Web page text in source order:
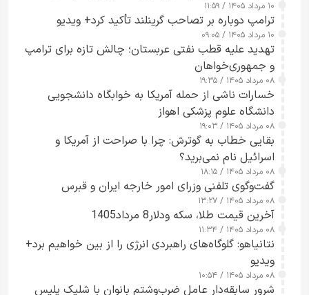
شدند
۱۰ مرداد ۱۴۰۵ / ۱۱:۵۹
ترامپ دوباره بر تصاحب گرینلند تأکید کرد+ ویدیو
۱۰ مرداد ۱۴۰۵ / ۰۹:۰۵
تهدید علیه قطب نفتی عربستان؛ چالش تازه برای ترامپ
و جمهوری‌خواهان
۰۸ مرداد ۱۴۰۵ / ۱۹:۳۵
خسارات ناشی از حمله آمریکا به خوابگاه دانشجویی
دانشگاه علوم پزشکی اهواز
۰۸ مرداد ۱۴۰۵ / ۱۹:۰۳
بقایی خطاب به گوترش: چرا با صراحت از آمریکا و
اسرائیل نام نمی‌برید؟
۰۸ مرداد ۱۴۰۵ / ۱۸:۱۵
گفت‌وگوی تلفنی وزرای امور خارجه ایران و قبرس
۰۸ مرداد ۱۴۰۵ / ۱۳:۲۷
آخرین قیمت طلا، سکه ودلار8 مرداد1405
۰۸ مرداد ۱۴۰۵ / ۱۱:۳۴
نتانیاهو: گلوگاه‌های راهبردی انرژی را از بین خواهیم برد+
ویدیو
۰۸ مرداد ۱۴۰۵ / ۱۰:۵۴
شرور سابقه‌دار عامل ضرب‌وشتم بانوان با شلیک پلیس